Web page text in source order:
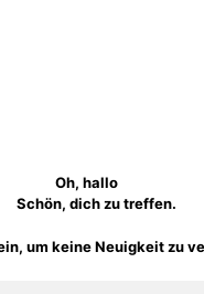
Oh, hallo
Schön, dich zu treffen.
um keine Neuigkeit zu